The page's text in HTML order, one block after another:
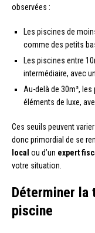
observées :
Les piscines de
comme des petits
Les piscines entre
intermédiaire, avec
Au-delà de 30m²,
éléments de luxe,
Ces seuils peuvent
donc primordial de se
local ou d’un expert
votre situation.
Déterminer
piscine